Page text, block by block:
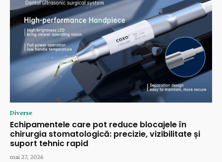
Diverse
Echipamentele care pot reduce blocajele în
chirurgia stomatologică: precizie, vizibilitate și
suport tehnic rapid
mai 27, 2026